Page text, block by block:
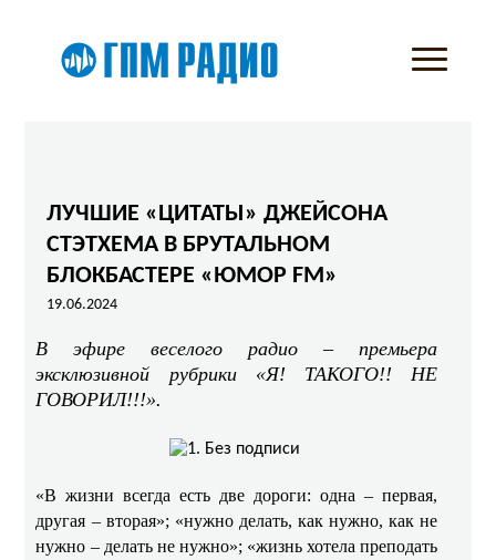
ЛУЧШИЕ «ЦИТАТЫ» ДЖЕЙСОНА
СТЭТХЕМА В БРУТАЛЬНОМ
БЛОКБАСТЕРЕ «ЮМОР FM»
19.06.2024
В эфире веселого радио – премьера
эксклюзивной рубрики «Я! ТАКОГО!! НЕ
ГОВОРИЛ!!!».
«В жизни всегда есть две дороги: одна – первая,
другая – вторая»; «нужно делать, как нужно, как не
нужно – делать не нужно»; «жизнь хотела преподать